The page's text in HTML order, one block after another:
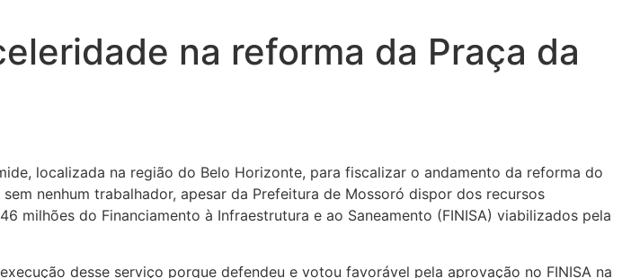
na reforma da Praça da
localizada na região do Belo Horizonte, para fiscalizar o andamento da reforma do
nenhum trabalhador, apesar da Prefeitura de Mossoró dispor dos recursos
milhões do Financiamento à Infraestrutura e ao Saneamento (FINISA) viabilizados pela
desse serviço porque defendeu e votou favorável pela aprovação no FINISA na